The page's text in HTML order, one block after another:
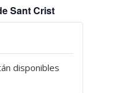
Sant Crist
disponibles